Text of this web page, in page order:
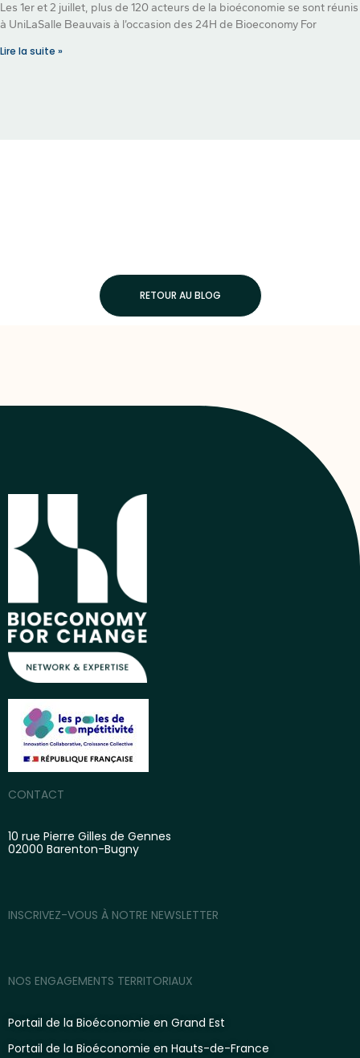
Les 1er et 2 juillet, plus de 120 acteurs de la bioéconomie se sont réunis
à UniLaSalle Beauvais à l’occasion des 24H de Bioeconomy For
Lire la suite »
RETOUR AU BLOG
CONTACT
10 rue Pierre Gilles de Gennes
02000 Barenton-Bugny
INSCRIVEZ-VOUS À NOTRE NEWSLETTER
NOS ENGAGEMENTS TERRITORIAUX
Portail de la Bioéconomie en Grand Est
Portail de la Bioéconomie en Hauts-de-France